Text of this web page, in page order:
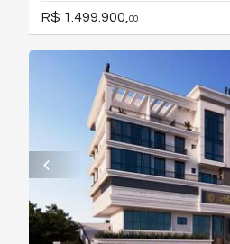
R$ 1.499.900,00